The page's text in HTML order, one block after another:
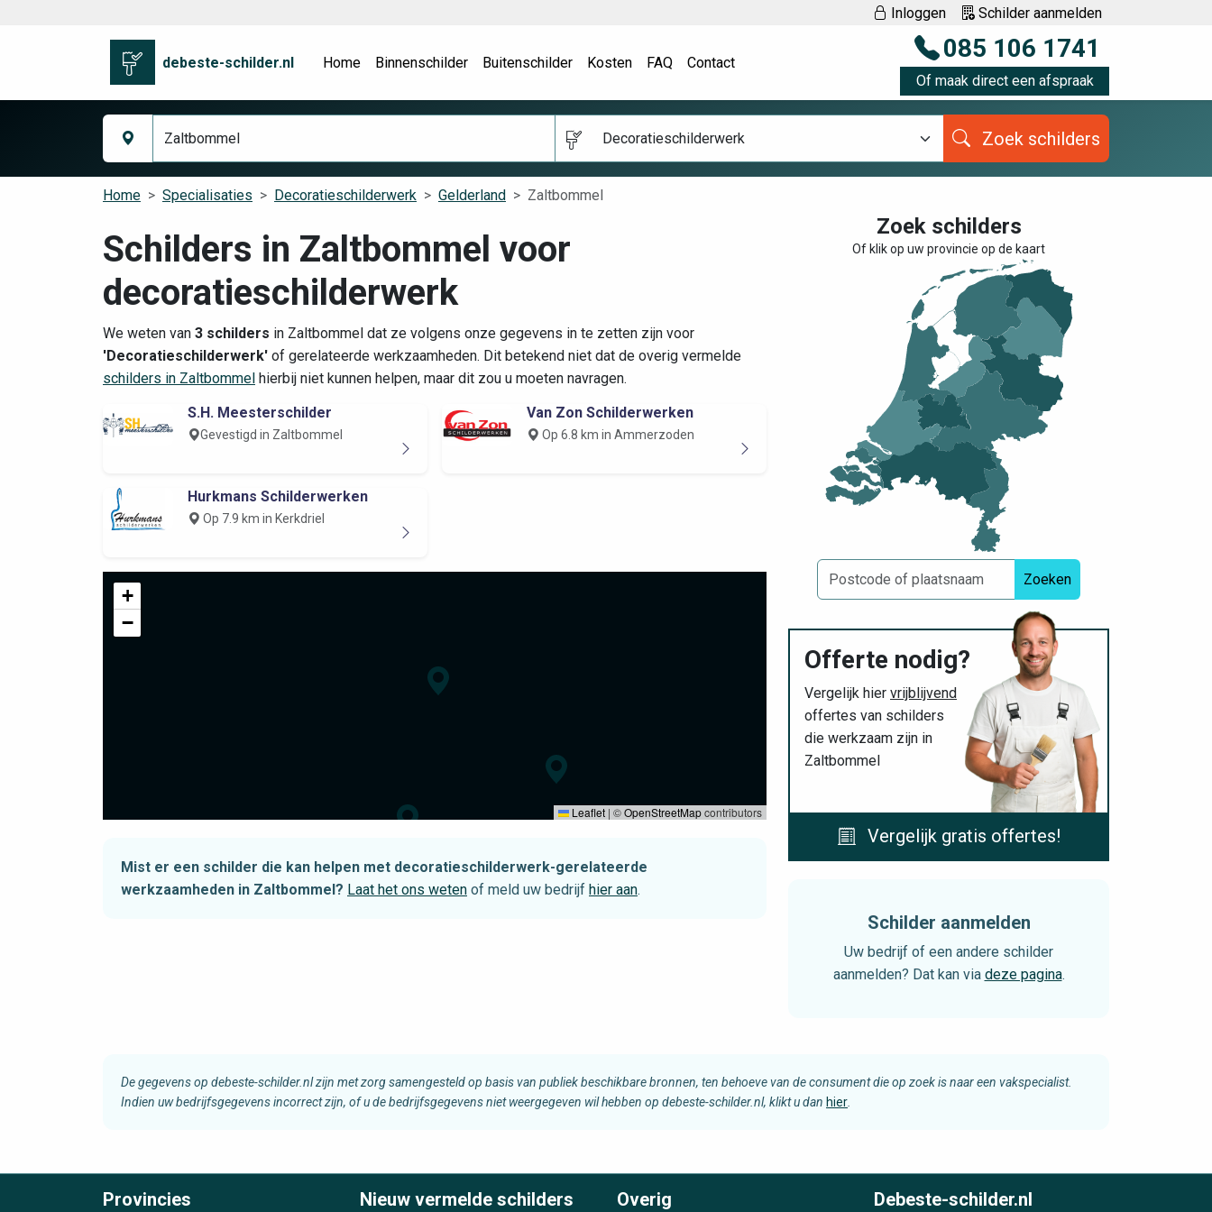
Inloggen Schilder aanmelden
debeste-schilder.nl Home Binnenschilder Buitenschilder Kosten FAQ Contact 085 106 1741
Of maak direct een afspraak
Decoratieschilderwerk Zoek schilders
Home Specialisaties Decoratieschilderwerk Gelderland Zaltbommel
Schilders in Zaltbommel voor
decoratieschilderwerk
We weten van 3 schilders in Zaltbommel dat ze volgens onze gegevens in te zetten zijn voor
'Decoratieschilderwerk' of gerelateerde werkzaamheden. Dit betekend niet dat de overig vermelde
schilders in Zaltbommel hierbij niet kunnen helpen, maar dit zou u moeten navragen.
S.H. Meesterschilder
Gevestigd in Zaltbommel
Van Zon Schilderwerken
Op 6.8 km in Ammerzoden
Hurkmans Schilderwerken
Op 7.9 km in Kerkdriel
+
−
Leaflet | ©OpenStreetMapcontributors
Mist er een schilder die kan helpen met decoratieschilderwerk-gerelateerde
werkzaamheden in Zaltbommel? Laat het ons weten of meld uw bedrijf hier aan.
Zoek schilders
Of klik op uw provincie op de kaart
Zoeken
Offerte nodig?
Vergelijk hier vrijblijvend
offertes van schilders
die werkzaam zijn in
Zaltbommel
Vergelijk gratis offertes!
Schilder aanmelden
Uw bedrijf of een andere schilder
aanmelden? Dat kan via deze pagina.
De gegevens op debeste-schilder.nl zijn met zorg samengesteld op basis van publiek beschikbare bronnen, ten behoeve van de consument die op zoek is naar een vakspecialist.
Indien uw bedrijfsgegevens incorrect zijn, of u de bedrijfsgegevens niet weergegeven wil hebben op debeste-schilder.nl, klikt u dan hier
Provincies Nieuw vermelde schilders Overig Debeste-schilder.nl